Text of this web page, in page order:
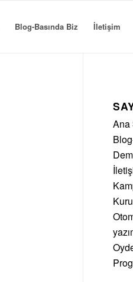
Blog-Basında Biz İletişim
Ana